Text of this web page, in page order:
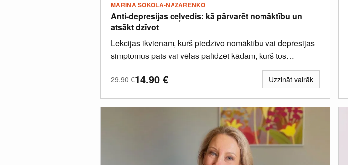
MARINA SOKOLA-NAZARENKO
Anti-depresijas ceļvedis: kā pārvarēt nomāktību un
atsākt dzīvot
Lekcijas ikvienam, kurš piedzīvo nomāktību vai depresijas
simptomus pats vai vēlas palīdzēt kādam, kurš tos
29.90€14.90 € Uzzināt vairāk